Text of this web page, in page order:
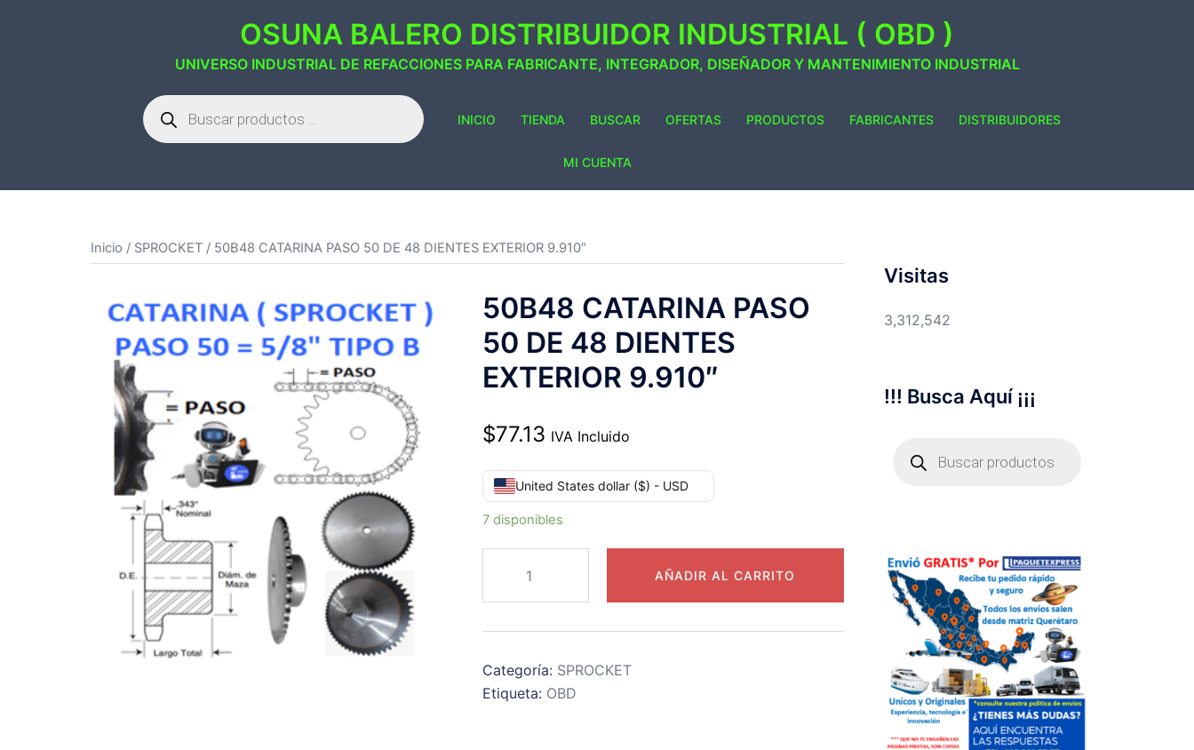
OSUNA BALERO DISTRIBUIDOR INDUSTRIAL ( OBD )
UNIVERSO INDUSTRIAL DE REFACCIONES PARA FABRICANTE, INTEGRADOR, DISEÑADOR Y MANTENIMIENTO INDUSTRIAL
Búsqueda
de
productos
INICIO TIENDA BUSCAR OFERTAS PRODUCTOS FABRICANTES DISTRIBUIDORES
MI CUENTA
Inicio / SPROCKET / 50B48 CATARINA PASO 50 DE 48 DIENTES EXTERIOR 9.910″
50B48 CATARINA PASO
50 DE 48 DIENTES
EXTERIOR 9.910″
$77.13 IVA Incluido
United States dollar ($) - USD
7 disponibles
CATARINA
PASO
50
48
DIENTES
AÑADIR AL CARRITO
Categoría: SPROCKET
Etiqueta: OBD
Visitas
3,312,542
!!! Busca Aquí ¡¡¡
productos